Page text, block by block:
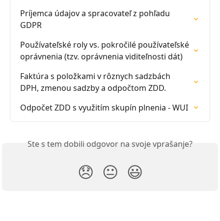
Príjemca údajov a spracovateľ z pohľadu
GDPR
Používateľské roly vs. pokročilé používateľské
oprávnenia (tzv. oprávnenia viditeľnosti dát)
Faktúra s položkami v rôznych sadzbách
DPH, zmenou sadzby a odpočtom ZDD.
Odpočet ZDD s využitím skupín plnenia - WUI
Ste s tem dobili odgovor na svoje vprašanje?
😞 😐 😃